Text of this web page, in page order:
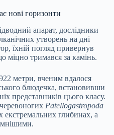
нові горизонти
апарат, дослідники
утворень на дні
їхній погляд привернув
міцно тримався за камінь.
метри, вченим вдалося
блюдечка, встановивши
представників цього класу.
Patellogastropoda
екстремальних глибинах, а